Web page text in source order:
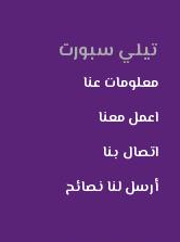
تيلي سبورت
معلومات عنا
اعمل معنا
اتصال بنا
أرسل لنا نصائح